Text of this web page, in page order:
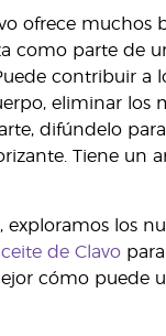
ofrece muchos
como parte de
contribuir a
eliminar los
difúndelo
Tiene un
exploramos los
de Clavo
cómo puede